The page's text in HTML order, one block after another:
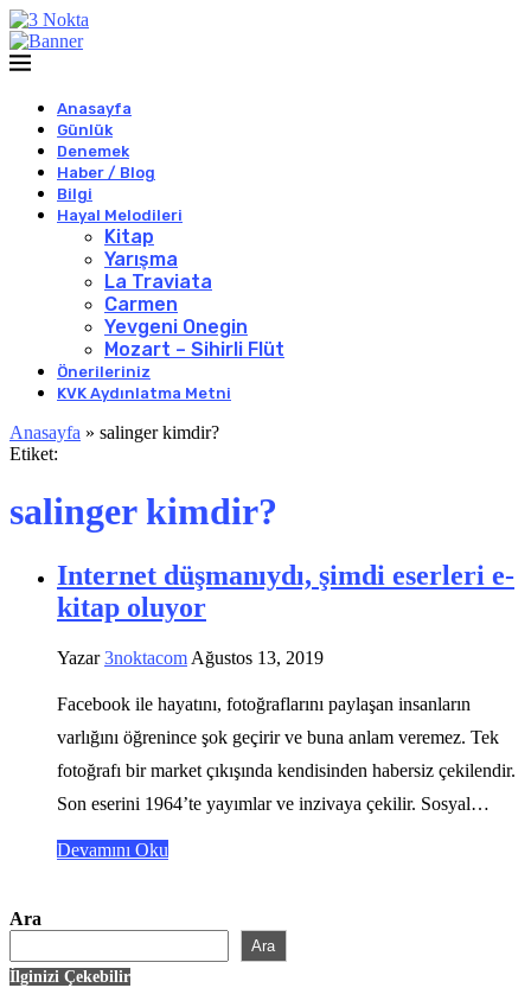
Anasayfa
Günlük
Denemek
Haber / Blog
Bilgi
Hayal Melodileri
Kitap
Yarışma
La Traviata
Carmen
Yevgeni Onegin
Mozart – Sihirli Flüt
Önerileriniz
KVK Aydınlatma Metni
Anasayfa » salinger kimdir?
Etiket:
salinger kimdir?
Internet düşmanıydı, şimdi eserleri e-
kitap oluyor
Yazar3noktacom Ağustos 13, 2019
Facebook ile hayatını, fotoğraflarını paylaşan insanların
varlığını öğrenince şok geçirir ve buna anlam veremez. Tek
fotoğrafı bir market çıkışında kendisinden habersiz çekilendir.
Son eserini 1964’te yayımlar ve inzivaya çekilir. Sosyal…
Devamını Oku
Ara
Ara
İlginizi Çekebilir